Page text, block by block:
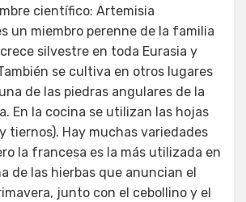
científico: Artemisia
un miembro perenne de la familia
silvestre en toda Eurasia y
se cultiva en otros lugares
de las piedras angulares de la
En la cocina se utilizan las hojas
tiernos). Hay muchas variedades
la francesa es la más utilizada en
de las hierbas que anuncian el
junto con el cebollino y el